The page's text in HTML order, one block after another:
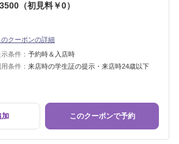
（初見料￥0）
のクーポンの詳細
条件： 予約時＆入店時
条件： 来店時の学生証の提示・来店時24歳以下
加 このクーポンで予約